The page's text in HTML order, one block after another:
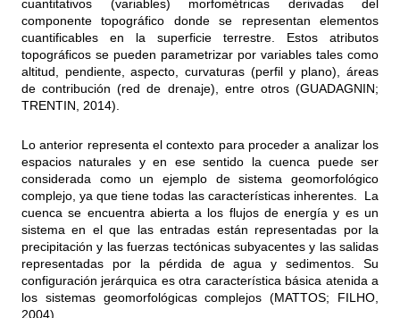
cuantitativos (variables) morfométricas derivadas del
componente topográfico donde se representan elementos
cuantificables en la superficie terrestre. Estos atributos
topográficos se pueden parametrizar por variables tales como
altitud, pendiente, aspecto, curvaturas (perfil y plano), áreas
de contribución (red de drenaje), entre otros (GUADAGNIN;
TRENTIN, 2014).
Lo anterior representa el contexto para proceder a analizar los
espacios naturales y en ese sentido la cuenca puede ser
considerada como un ejemplo de sistema geomorfológico
complejo, ya que tiene todas las características inherentes. La
cuenca se encuentra abierta a los flujos de energía y es un
sistema en el que las entradas están representadas por la
precipitación y las fuerzas tectónicas subyacentes y las salidas
representadas por la pérdida de agua y sedimentos. Su
configuración jerárquica es otra característica básica atenida a
los sistemas geomorfológicas complejos (MATTOS; FILHO,
2004).